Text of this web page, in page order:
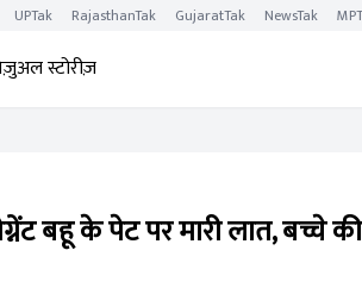
UPTak RajasthanTak GujaratTak NewsTak
स्टोरीज़
बहू के पेट पर मारी लात, बच्चे